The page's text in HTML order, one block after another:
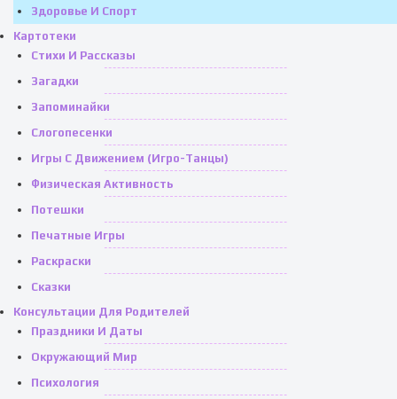
Здоровье И Спорт
Картотеки
Стихи И Рассказы
Загадки
Запоминайки
Слогопесенки
Игры С Движением (игро-Танцы)
Физическая Активность
Потешки
Печатные Игры
Раскраски
Сказки
Консультации Для Родителей
Праздники И Даты
Окружающий Мир
Психология